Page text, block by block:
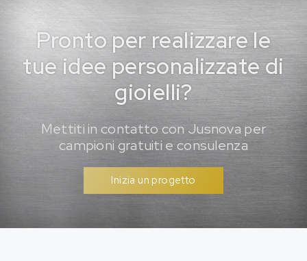
Pronto per realizzare le
tue idee personalizzate di
gioielli?
Mettiti in contatto con Jusnova per
campioni gratuiti e consulenza
Inizia un progetto